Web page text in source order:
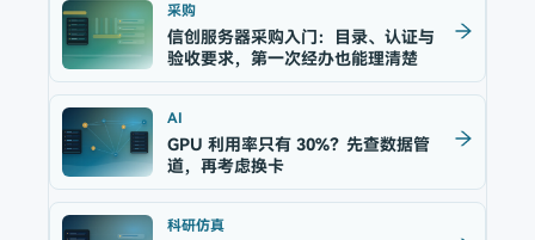
采购
信创服务器采购入门：目录、认证与
验收要求，第一次经办也能理清楚
AI
GPU 利用率只有 30%？先查数据管
道，再考虑换卡
科研仿真